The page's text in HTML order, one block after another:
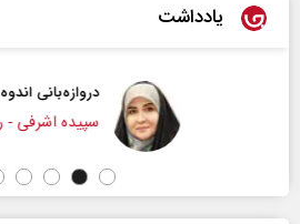
یادداشت
دروازه‌بانی اندوه در مسیر امید
سپیده اشرفی - روزنامه‌نگار